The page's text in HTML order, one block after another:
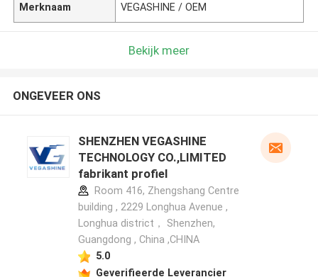
Merknaam VEGASHINE / OEM
Bekijk meer
ONGEVEER ONS
SHENZHEN VEGASHINE
TECHNOLOGY CO.,LIMITED
fabrikant profiel
Room 416, Zhengshang Centre
building , 2229 Longhua Avenue ,
Longhua district， Shenzhen,
Guangdong , China ,CHINA
5.0
Geverifieerde Leverancier